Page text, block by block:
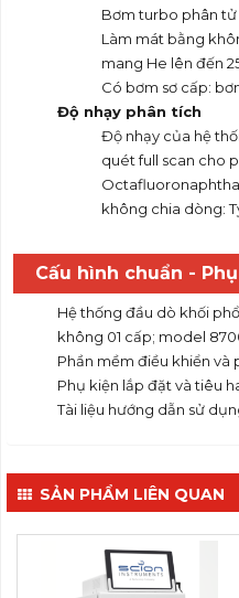
Bơm turbo phân tử
Làm mát bằng
mang He lên đến
Có bơm sơ cấp:
Độ nhạy phân tích
Độ nhạy của hệ
quét full scan cho
không chia dòng:
Cấu hình chuẩn -
Hệ thống đầu dò khối
không 01 cấp; model
Phần mềm điều khiển và
Phụ kiện lắp đặt và tiêu
Tài liệu hướng dẫn sử
SẢN PHẨM LIÊN QUAN